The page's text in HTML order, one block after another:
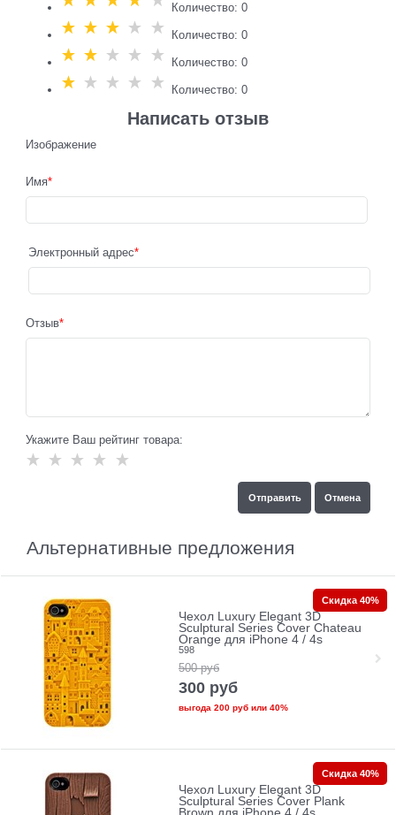
Количество: 0
Количество: 0
Количество: 0
Количество: 0
Написать отзыв
Изображение
Имя
Электронный адрес
Отзыв
Укажите Ваш рейтинг товара:
Альтернативные предложения
Чехол Luxury Elegant 3D
Sculptural Series Cover Chateau
Orange для iPhone 4 / 4s
598
500 руб
300 руб
выгода 200 рубили 40%
Скидка 40%
Чехол Luxury Elegant 3D
Sculptural Series Cover Plank
Скидка 40%